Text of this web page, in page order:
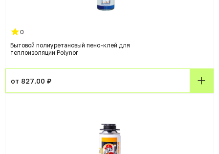
0
Бытовой полиуретановый пено-клей для
теплоизоляции Polynor
от 827.00 ₽